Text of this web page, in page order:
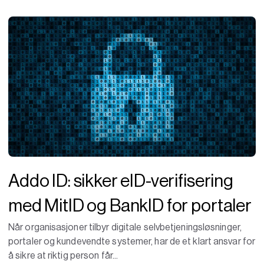
Addo ID: sikker eID-verifisering
med MitID og BankID for portaler
Når organisasjoner tilbyr digitale selvbetjeningsløsninger,
portaler og kundevendte systemer, har de et klart ansvar for
å sikre at riktig person får...